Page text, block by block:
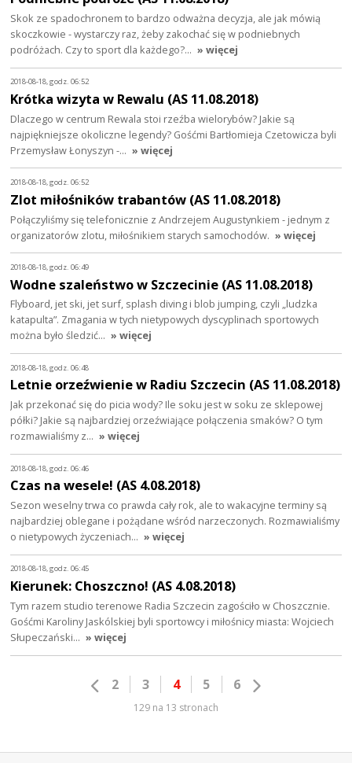
Skok ze spadochronem to bardzo odważna decyzja, ale jak mówią
skoczkowie - wystarczy raz, żeby zakochać się w podniebnych
podróżach. Czy to sport dla każdego?… » więcej
2018-08-18, godz. 06:52
Krótka wizyta w Rewalu (AS 11.08.2018)
Dlaczego w centrum Rewala stoi rzeźba wielorybów? Jakie są
najpiękniejsze okoliczne legendy? Gośćmi Bartłomieja Czetowicza byli
Przemysław Łonyszyn -… » więcej
2018-08-18, godz. 06:52
Zlot miłośników trabantów (AS 11.08.2018)
Połączyliśmy się telefonicznie z Andrzejem Augustynkiem - jednym z
organizatorów zlotu, miłośnikiem starych samochodów. » więcej
2018-08-18, godz. 06:49
Wodne szaleństwo w Szczecinie (AS 11.08.2018)
Flyboard, jet ski, jet surf, splash diving i blob jumping, czyli „ludzka
katapulta”. Zmagania w tych nietypowych dyscyplinach sportowych
można było śledzić… » więcej
2018-08-18, godz. 06:48
Letnie orzeźwienie w Radiu Szczecin (AS 11.08.2018)
Jak przekonać się do picia wody? Ile soku jest w soku ze sklepowej
półki? Jakie są najbardziej orzeźwiające połączenia smaków? O tym
rozmawialiśmy z… » więcej
2018-08-18, godz. 06:46
Czas na wesele! (AS 4.08.2018)
Sezon weselny trwa co prawda cały rok, ale to wakacyjne terminy są
najbardziej oblegane i pożądane wśród narzeczonych. Rozmawialiśmy
o nietypowych życzeniach… » więcej
2018-08-18, godz. 06:45
Kierunek: Choszczno! (AS 4.08.2018)
Tym razem studio terenowe Radia Szczecin zagościło w Choszcznie.
Gośćmi Karoliny Jaskólskiej byli sportowcy i miłośnicy miasta: Wojciech
Słupeczański… » więcej
2 3 4 5 6
129 na 13 stronach